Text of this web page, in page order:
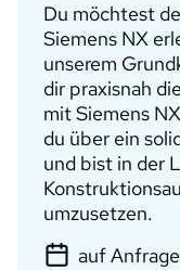
Du möchtest
Siemens NX
unserem
dir praxisnah
mit Siemens
du über ein
und bist in der
umzusetzen.
auf Anfrage